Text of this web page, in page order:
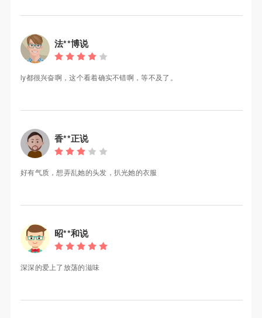
法**博说
ly都很兴奋啊，这个看着确实不错啊，等不及了。
香**正说
好有气质，想弄乱她的头发，扒光她的衣服
昭**和说
深深的爱上了放荡的滋味